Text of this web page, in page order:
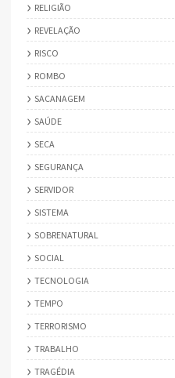
RELIGIÃO
REVELAÇÃO
RISCO
ROMBO
SACANAGEM
SAÚDE
SECA
SEGURANÇA
SERVIDOR
SISTEMA
SOBRENATURAL
SOCIAL
TECNOLOGIA
TEMPO
TERRORISMO
TRABALHO
TRAGÉDIA